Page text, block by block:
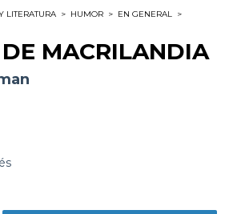
LITERATURA > HUMOR > EN GENERAL >
MACRILANDIA